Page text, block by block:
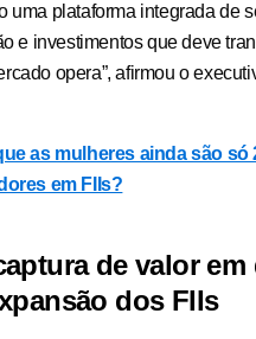
uma plataforma integrada de
e investimentos que deve
opera”, afirmou o
as mulheres ainda são só
em FIIs?
de valor em
dos FIIs